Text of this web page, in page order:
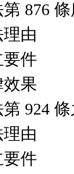
876
由
件
效果
924
由
件